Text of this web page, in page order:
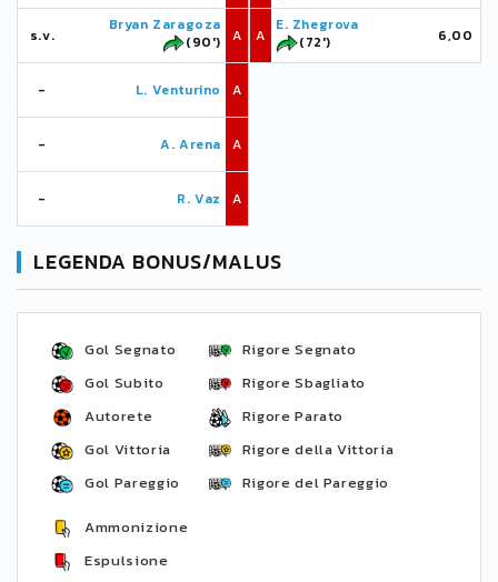
s.v.
Bryan Zaragoza
(90')
A
- L. Venturino A
- A. Arena A
- R. Vaz A
A
E. Zhegrova
(72')
6,00
LEGENDA BONUS/MALUS
Gol Segnato
Gol Subito
Autorete
Gol Vittoria
Gol Pareggio
Rigore Segnato
Rigore Sbagliato
Rigore Parato
Rigore della Vittoria
Rigore del Pareggio
Ammonizione
Espulsione